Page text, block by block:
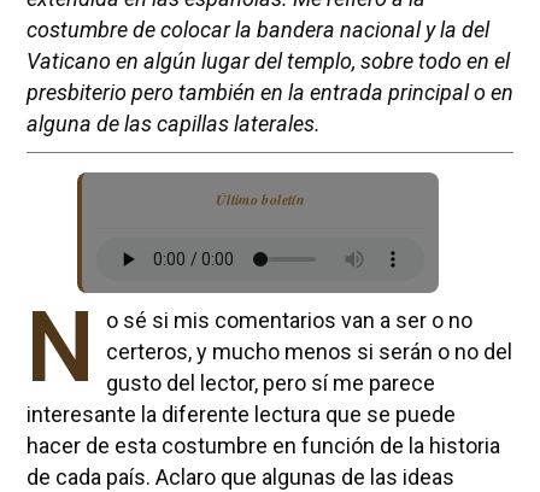
costumbre de colocar la bandera nacional y la del
Vaticano en algún lugar del templo, sobre todo en el
presbiterio pero también en la entrada principal o en
alguna de las capillas laterales.
Último boletín
N
o sé si mis comentarios van a ser o no
certeros, y mucho menos si serán o no del
gusto del lector, pero sí me parece
interesante la diferente lectura que se puede
hacer de esta costumbre en función de la historia
de cada país. Aclaro que algunas de las ideas